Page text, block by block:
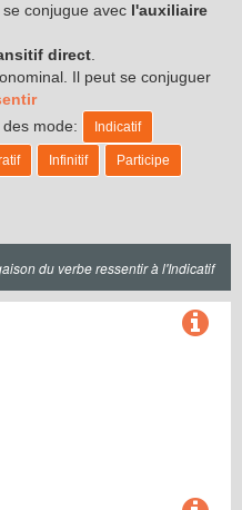
conjugue avec l'auxiliaire
direct
Il peut se conjuguer
mode:
Indicatif
Infinitif Participe
du verbe ressentir à l'Indicatif